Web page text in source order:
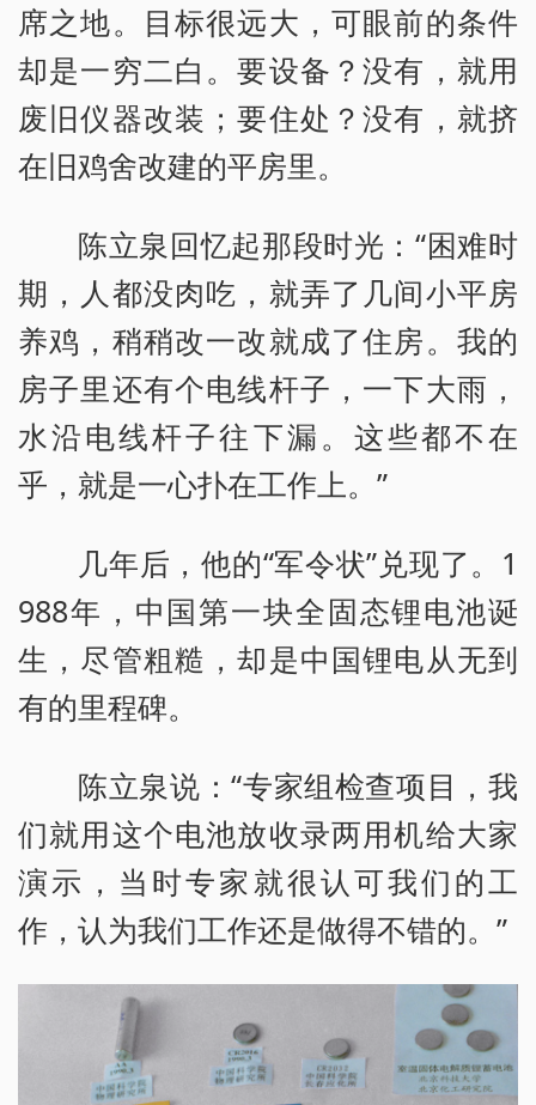
席之地。目标很远大，可眼前的条件
却是一穷二白。要设备？没有，就用
废旧仪器改装；要住处？没有，就挤
在旧鸡舍改建的平房里。
陈立泉回忆起那段时光：“困难时
期，人都没肉吃，就弄了几间小平房
养鸡，稍稍改一改就成了住房。我的
房子里还有个电线杆子，一下大雨，
水沿电线杆子往下漏。这些都不在
乎，就是一心扑在工作上。”
几年后，他的“军令状”兑现了。1
988年，中国第一块全固态锂电池诞
生，尽管粗糙，却是中国锂电从无到
有的里程碑。
陈立泉说：“专家组检查项目，我
们就用这个电池放收录两用机给大家
演示，当时专家就很认可我们的工
作，认为我们工作还是做得不错的。”